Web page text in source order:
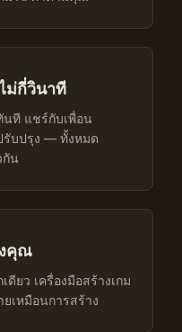
ม่กี่วินาที
ที แชร์กับเพื่อน
บปรุง — ทั้งหมด
กัน
คุณ
ยว เครื่องมือสร้างเกม
ยเหมือนการสร้าง